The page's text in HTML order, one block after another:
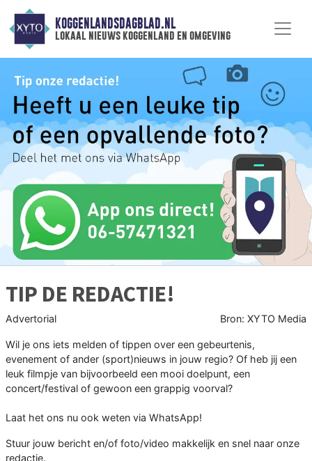
KOGGENLANDSDAGBLAD.NL
lokaal nieuws koggenland en omgeving
TIP DE REDACTIE!
Advertorial Bron: XYTO Media
Wil je ons iets melden of tippen over een gebeurtenis,
evenement of ander (sport)nieuws in jouw regio? Of heb jij een
leuk filmpje van bijvoorbeeld een mooi doelpunt, een
concert/festival of gewoon een grappig voorval?
Laat het ons nu ook weten via WhatsApp!
Stuur jouw bericht en/of foto/video makkelijk en snel naar onze
redactie.